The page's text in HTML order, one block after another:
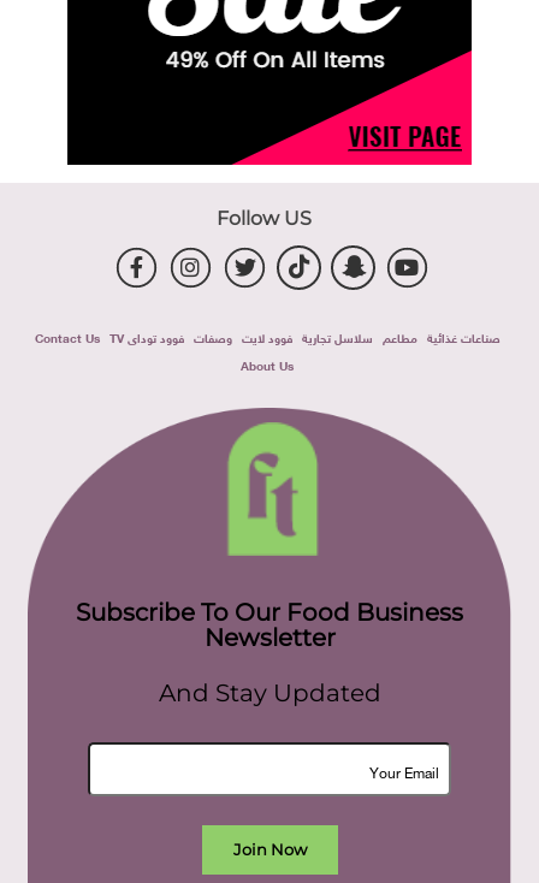
Follow US
صناعات غذائية مطاعم سلاسل تجارية فوود لايت وصفات فوود توداى TV
Contact Us
About Us
Subscribe To Our Food Business
Newsletter
And Stay Updated
Join Now